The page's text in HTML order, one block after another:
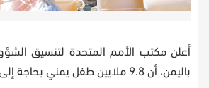
أعلن مكتب الأمم المتحدة لتنسيق
باليمن، أن 9.8 ملايين طفل يمني بحاجة إلى مساعدة إنسانية.